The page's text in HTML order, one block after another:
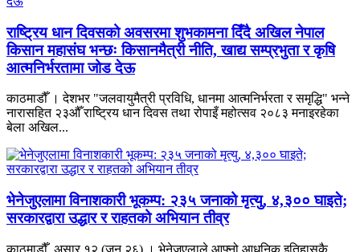
राष्ट्रिय धान दिवसको अवसरमा शुभकामना दिँदै अखिल नेपाल
किसान महासंघ भन्छः किसानमैत्री नीति, खाद्य सम्प्रभुता र कृषि
आत्मनिर्भरतामा जोड देऊ
काठमाडौँ । देशभर "जलवायुमैत्री प्रविधि, धानमा आत्मनिर्भरता र समृद्धि" भन्ने
नारासहित २३औँ राष्ट्रिय धान दिवस तथा रोपाइँ महोत्सव २०८३ मनाइरहेका
बेला अखिल...
भेनेजुएलामा विनाशकारी भूकम्प: २३५ जनाको मृत्यु, ४,३०० घाइते;
सरकारद्वारा उद्धार र राहतको अभियान तीव्र
काठमाडौँ, असार १२ (जुन २६) । भेनेजुएलाले आफ्नो आधुनिक इतिहासकै